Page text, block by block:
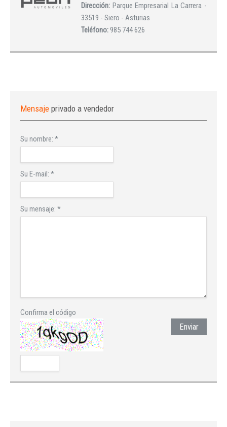
Dirección: Parque Empresarial La Carrera -
33519 - Siero - Asturias
Teléfono:985 744 626
Mensaje privado a vendedor
Su nombre: *
Su E-mail: *
Su mensaje: *
Confirma el código
Enviar